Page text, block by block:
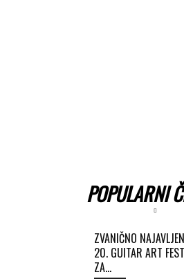
POPULARNI
ZVANIČNO
20. GUITAR ART
ZA...